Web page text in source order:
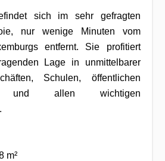
sich im sehr gefragten
nur wenige Minuten vom
entfernt. Sie profitiert
Lage in unmittelbarer
Schulen, öffentlichen
und allen wichtigen
m²